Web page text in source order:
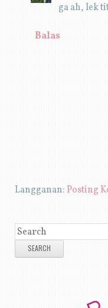
ga ah, lek
Balas
Langganan: Posting
SEARCH